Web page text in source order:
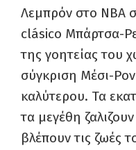
Λεμπρόν στο ΝΒΑ
clásico Μπάρτσα-
της γοητείας του
σύγκριση Μέσι-
καλύτερου. Τα
τα μεγέθη ζαλιζουν
βλέπουν τις ζωές